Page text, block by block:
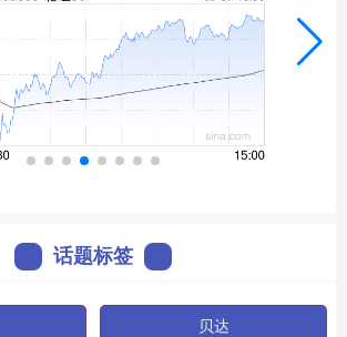
话题标签
贝达